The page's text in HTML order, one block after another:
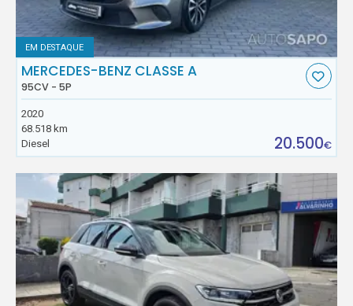
EM DESTAQUE
MERCEDES-BENZ CLASSE A
95CV - 5P
2020
68.518 km
Diesel
20.500€